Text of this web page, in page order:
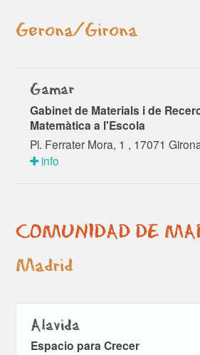
Gerona/Girona
Gamar
Gabinet de Materials i de
Matemàtica a l'Escola
Pl. Ferrater Mora, 1 , 17071
info
COMUNIDAD DE
Madrid
Alavida
Espacio para Crecer